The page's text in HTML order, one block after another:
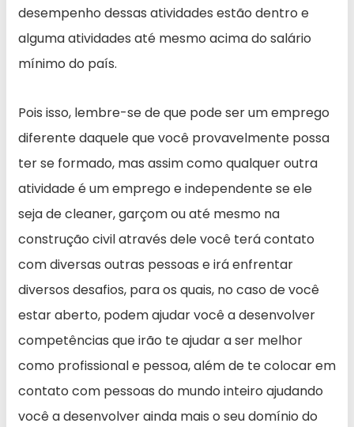
desempenho dessas atividades estão dentro e
alguma atividades até mesmo acima do salário
mínimo do país.
Pois isso, lembre-se de que pode ser um emprego
diferente daquele que você provavelmente possa
ter se formado, mas assim como qualquer outra
atividade é um emprego e independente se ele
seja de cleaner, garçom ou até mesmo na
construção civil através dele você terá contato
com diversas outras pessoas e irá enfrentar
diversos desafios, para os quais, no caso de você
estar aberto, podem ajudar você a desenvolver
competências que irão te ajudar a ser melhor
como profissional e pessoa, além de te colocar em
contato com pessoas do mundo inteiro ajudando
você a desenvolver ainda mais o seu domínio do